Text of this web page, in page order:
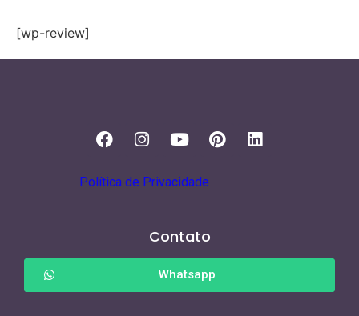
[wp-review]
Política de Privacidade
Contato
Whatsapp